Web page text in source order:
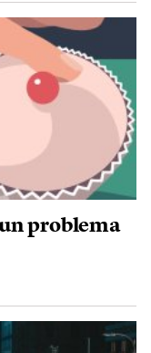
problema